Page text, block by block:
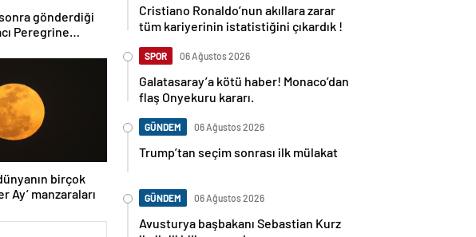
sonra gönderdiği
Peregrine
birçok
Ay’ manzaraları
Cristiano Ronaldo’nun akıllara zarar
tüm kariyerinin istatistiğini çıkardık !
SPOR 06 Ağustos 2026
Galatasaray’a kötü haber! Monaco’dan
flaş Onyekuru kararı.
GÜNDEM 06 Ağustos 2026
Trump’tan seçim sonrası ilk mülakat
GÜNDEM 06 Ağustos 2026
Avusturya başbakanı Sebastian Kurz